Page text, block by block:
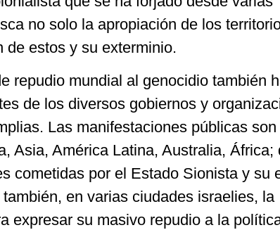
no solo la apropiación de los
de estos y su exterminio.
repudio mundial al genocidio también
de los diversos gobiernos y
Las manifestaciones públicas son
Asia, América Latina, Australia, África;
cometidas por el Estado Sionista y su
en varias ciudades israelies, la
expresar su masivo repudio a la